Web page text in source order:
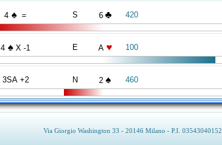
4 ♠ = S 6 ♣ 420
4 ♠ X -1 E A ♥ 100
3SA +2 N 2 ♠ 460
Via Giorgio Washington 33 - 20146 Milano - P.I. 03543040152